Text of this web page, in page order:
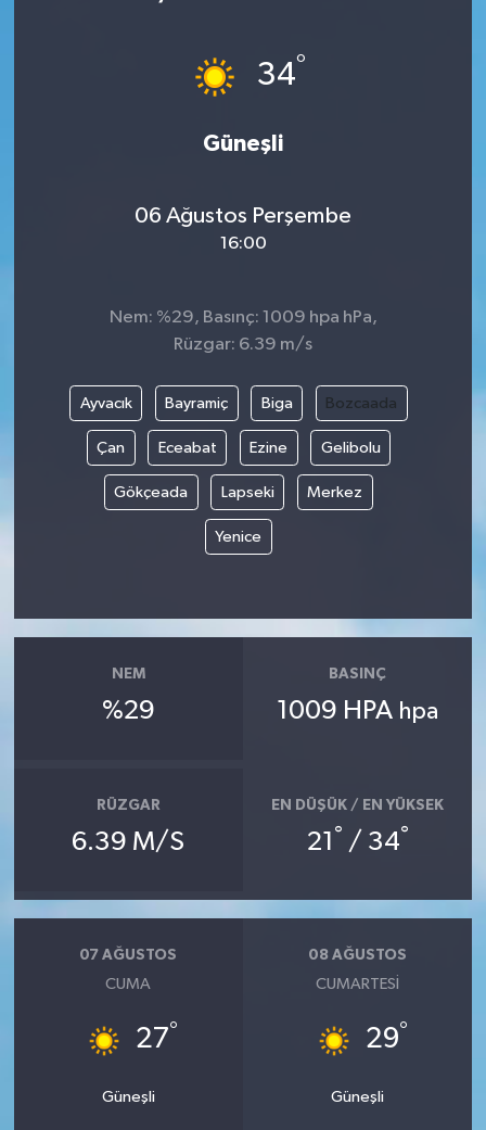
34°
Güneşli
06 Ağustos Perşembe
16:00
Nem: %29, Basınç: 1009 hpa hPa,
Rüzgar: 6.39 m/s
Ayvacık Bayramiç Biga Bozcaada
Çan Eceabat Ezine Gelibolu
Gökçeada Lapseki Merkez
Yenice
NEM
%29
BASINÇ
1009 HPA hpa
RÜZGAR
6.39 M/S
EN DÜŞÜK / EN YÜKSEK
21 ° / 34°
07 AĞUSTOS
CUMA
27°
Güneşli
08 AĞUSTOS
CUMARTESI
29°
Güneşli